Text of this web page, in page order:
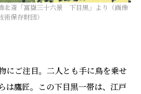
北斎「富嶽三十六景 下目黒」より（画像
保存財団）
にご注目。二人とも手に鳥を乗せ
は鷹匠。この下目黒一帯は、江戸